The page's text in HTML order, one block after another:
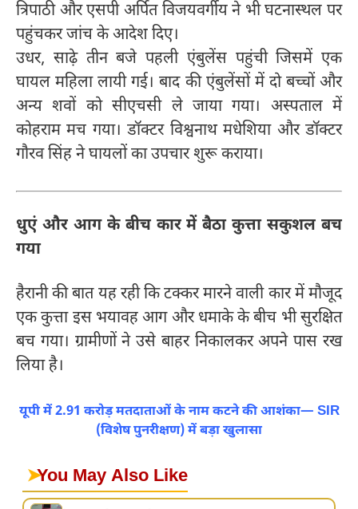
त्रिपाठी और एसपी अर्पित विजयवर्गीय ने भी घटनास्थल पर
पहुंचकर जांच के आदेश दिए।
उधर, साढ़े तीन बजे पहली एंबुलेंस पहुंची जिसमें एक
घायल महिला लायी गई। बाद की एंबुलेंसों में दो बच्चों और
अन्य शवों को सीएचसी ले जाया गया। अस्पताल में
कोहराम मच गया। डॉक्टर विश्वनाथ मधेशिया और डॉक्टर
गौरव सिंह ने घायलों का उपचार शुरू कराया।
धुएं और आग के बीच कार में बैठा कुत्ता सकुशल बच
गया
हैरानी की बात यह रही कि टक्कर मारने वाली कार में मौजूद
एक कुत्ता इस भयावह आग और धमाके के बीच भी सुरक्षित
बच गया। ग्रामीणों ने उसे बाहर निकालकर अपने पास रख
लिया है।
यूपी में 2.91 करोड़ मतदाताओं के नाम कटने की आशंका— SIR
(विशेष पुनरीक्षण) में बड़ा खुलासा
➤You May Also Like